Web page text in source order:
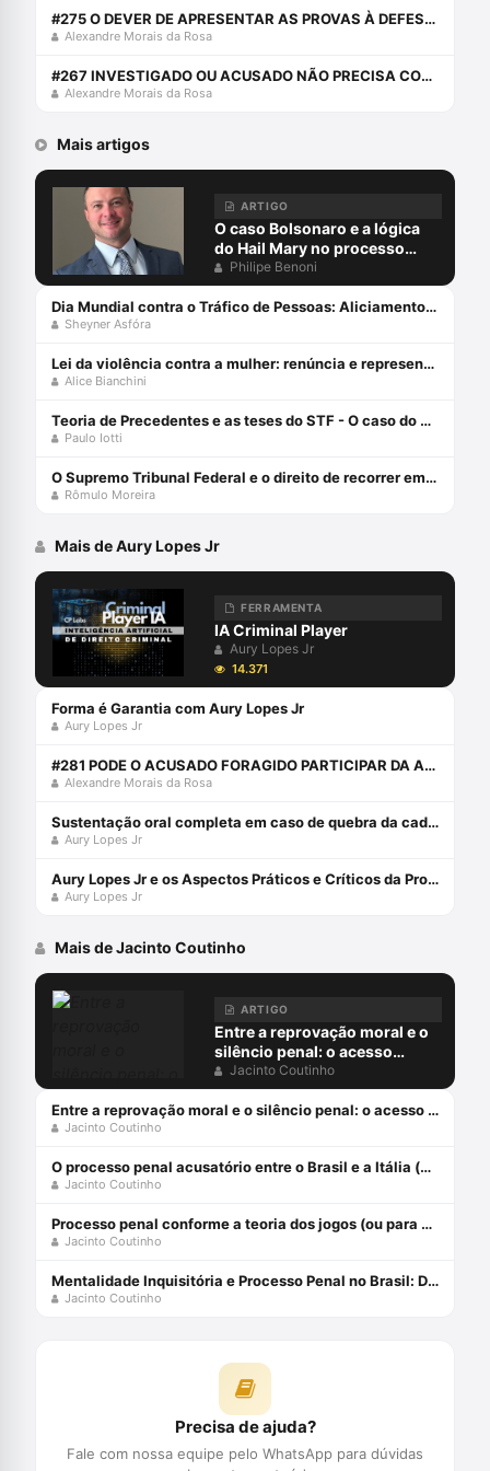
#275 O DEVER DE APRESENTAR AS PROVAS À DEFESA: CHERRY PICKING PROBATÓRIO
Alexandre Morais da Rosa
#267 INVESTIGADO OU ACUSADO NÃO PRECISA COMPARECER AO INTERROGATÓRIO
Alexandre Morais da Rosa
Mais artigos
ARTIGO
O caso Bolsonaro e a lógica
do Hail Mary no processo
penal
Philipe Benoni
Dia Mundial contra o Tráfico de Pessoas: Aliciamento digital, aprisionamento e escravidão para golpes virtuais, exploração on-line e o papel da advocacia criminal
Sheyner Asfóra
Lei da violência contra a mulher: renúncia e representação da vítima
Alice Bianchini
Teoria de Precedentes e as teses do STF - O caso do perfilamento racial
Paulo Iotti
O Supremo Tribunal Federal e o direito de recorrer em liberdade
Rômulo Moreira
Mais de Aury Lopes Jr
FERRAMENTA
IA Criminal Player
Aury Lopes Jr
14.371
Forma é Garantia com Aury Lopes Jr
Aury Lopes Jr
#281 PODE O ACUSADO FORAGIDO PARTICIPAR DA AUDIÊNCIA ONLINE?
Alexandre Morais da Rosa
Sustentação oral completa em caso de quebra da cadeia de custódia da prova digital com Aury Lopes Jr
Aury Lopes Jr
Aury Lopes Jr e os Aspectos Práticos e Críticos da Prova Penal
Aury Lopes Jr
Mais de Jacinto Coutinho
ARTIGO
Entre a reprovação moral e o
silêncio penal: o acesso
digital à pornografia
infantojuvenil
Jacinto Coutinho
Entre a reprovação moral e o silêncio penal: o acesso digital à pornografia infantojuvenil
Jacinto Coutinho
O processo penal acusatório entre o Brasil e a Itália (parte 1)
Jacinto Coutinho
Processo penal conforme a teoria dos jogos (ou para entender Alexandre Morais da Rosa)
Jacinto Coutinho
Mentalidade Inquisitória e Processo Penal no Brasil: Diálogos Sobre Processo Penal Entre Brasil e Itália (Volume 2) Capa comum 18 abril 2017
Jacinto Coutinho
Precisa de ajuda?
Fale com nossa equipe pelo WhatsApp para dúvidas